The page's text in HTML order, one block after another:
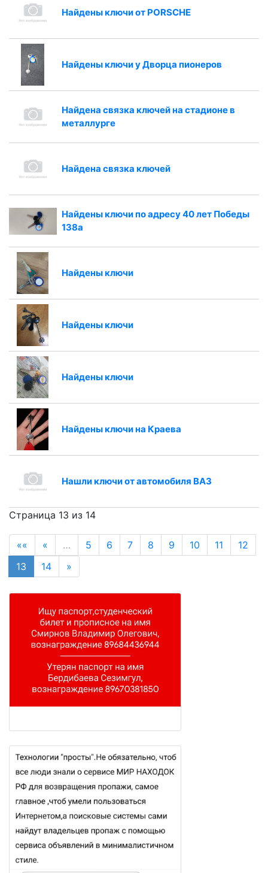
Найдены ключи от PORSCHE
Найдены ключи у Дворца пионеров
Найдена связка ключей на стадионе в
металлурге
Найдена связка ключей
Найдены ключи по адресу 40 лет Победы
138а
Найдены ключи
Найдены ключи
Найдены ключи
Найдены ключи на Краева
Нашли ключи от автомобиля ВАЗ
Страница 13 из 14
«« « … 5 6 7 8 9 10 11
12
13
14 »